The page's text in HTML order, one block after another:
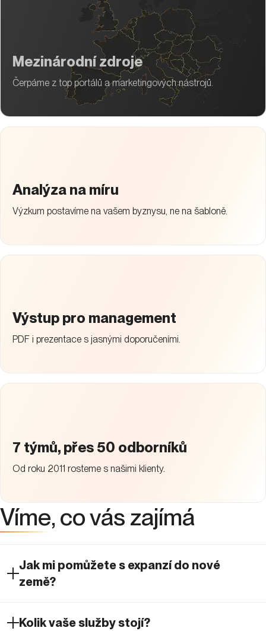
Mezinárodní zdroje
Čerpáme z top portálů a marketingových nástrojů.
Analýza na míru
Výzkum postavíme na vašem byznysu, ne na šabloně.
Výstup pro management
PDF i prezentace s jasnými doporučeními.
7 týmů, přes 50 odborníků
Od roku 2011 rosteme s našimi klienty.
Víme, co vás zajímá
Jak mi pomůžete s expanzí do nové
země?
Kolik vaše služby stojí?